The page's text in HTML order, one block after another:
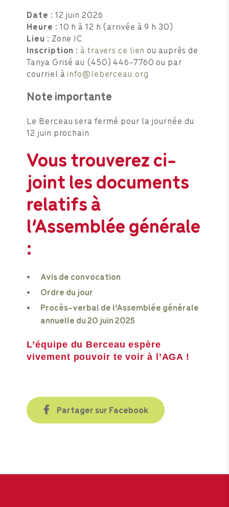
Date : 12 juin 2026
Heure : 10 h à 12 h (arrivée à 9 h 30)
Lieu : Zone IC
Inscription : à travers ce lien ou auprès de
Tanya Grisé au (450) 446-7760 ou par
courriel àinfo@leberceau.org
Note importante
Le Berceau sera fermé pour la journée du
12 juin prochain.
Vous trouverez ci-
joint les documents
relatifs à
l’Assemblée générale
:
Avis de convocation
Ordre du jour
Procès-verbal de l’Assemblée générale
annuelle du 20 juin 2025
L’équipe du Berceau espère
vivement pouvoir te voir à l’AGA !
Partager sur Facebook